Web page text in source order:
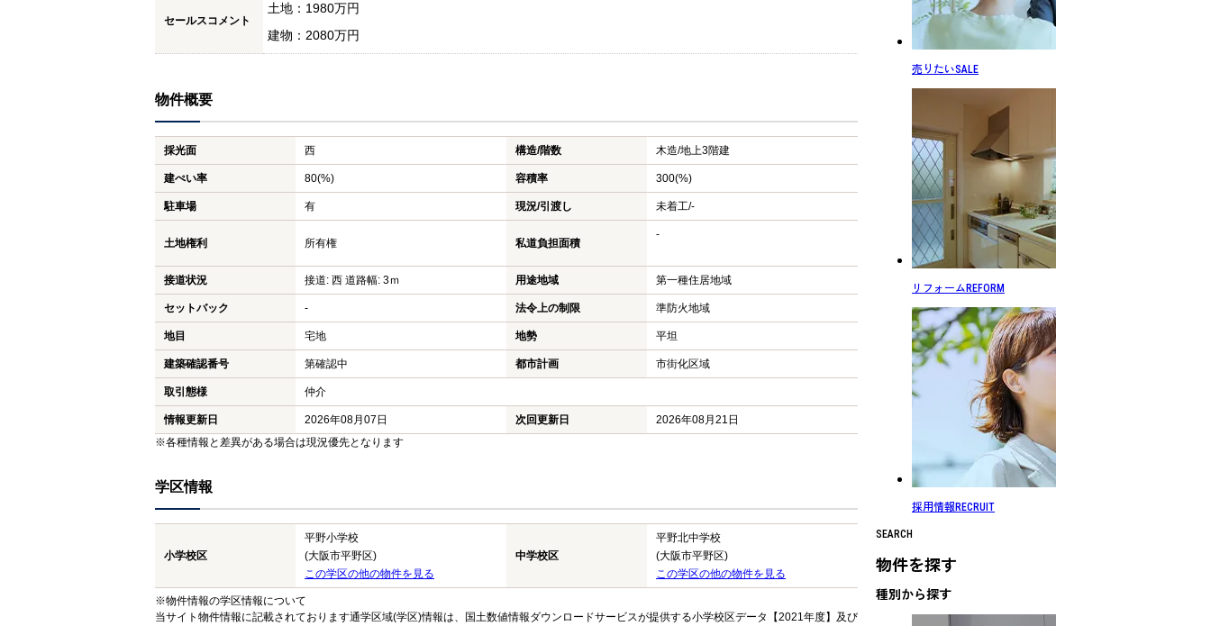
セールスコメント
土地：1980万円
建物：2080万円
物件概要
採光面 西 構造/階数 木造/地上3階建
建ぺい率 80(%) 容積率 300(%)
駐車場 有 現況/引渡し 未着工/-
土地権利 所有権 私道負担面積
-
接道状況 接道: 西 道路幅: 3ｍ 用途地域 第一種住居地域
セットバック - 法令上の制限 準防火地域
地目 宅地 地勢 平坦
建築確認番号 第確認中 都市計画 市街化区域
取引態様 仲介
情報更新日 2026年08月07日 次回更新日
2026年08月21日
※各種情報と差異がある場合は現況優先となります
学区情報
小学校区
平野小学校
(大阪市平野区)
この学区の他の物件を見る
中学校区
平野北中学校
(大阪市平野区)
この学区の他の物件を見る
※物件情報の学区情報について
当サイト物件情報に記載されております通学区域(学区)情報は、国土数値情報ダウンロードサービスが提供する小学校区データ【2021年度】及び
売りたいSALE
リフォーム REFORM
採用情報 RECRUIT
SEARCH
物件を探す
種別から探す